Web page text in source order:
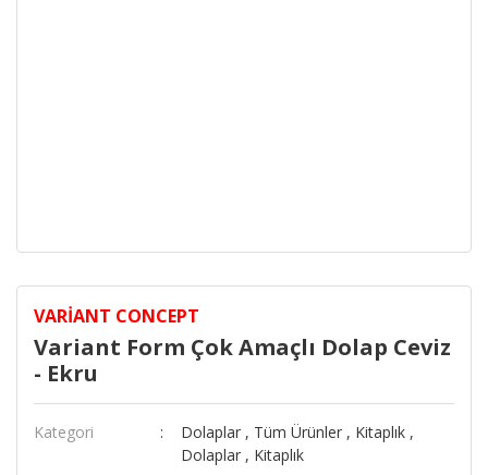
VARIANT CONCEPT
Variant Form Çok Amaçlı Dolap Ceviz
- Ekru
Kategori Dolaplar , Tüm Ürünler , Kitaplık ,
Dolaplar , Kitaplık